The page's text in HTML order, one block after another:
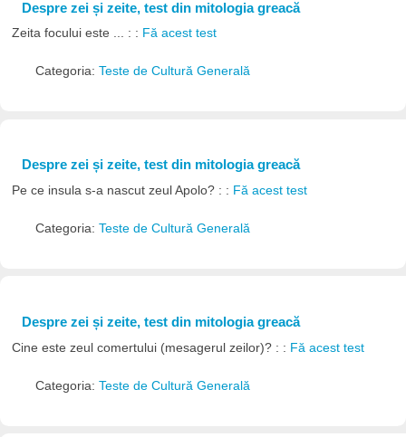
Despre zei și zeite, test din mitologia greacă
Zeita focului este ... : : Fă acest test
Categoria: Teste de Cultură Generală
Despre zei și zeite, test din mitologia greacă
Pe ce insula s-a nascut zeul Apolo? : : Fă acest test
Categoria: Teste de Cultură Generală
Despre zei și zeite, test din mitologia greacă
Cine este zeul comertului (mesagerul zeilor)? : : Fă acest test
Categoria: Teste de Cultură Generală